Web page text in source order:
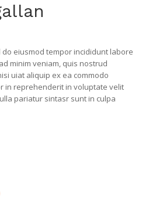
eiusmod tempor incididunt labore
minim veniam, quis nostrud
uiat aliquip ex ea commodo
in reprehenderit in voluptate velit
pariatur sintasr sunt in culpa